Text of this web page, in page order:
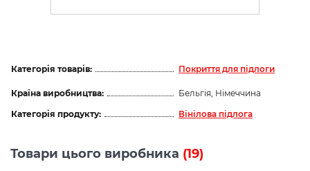
Категорія товарів: Покриття для підлоги
Країна виробництва:
Бельгія, Німеччина
Категорія продукту:
Вінілова підлога
Товари цього виробника (19)